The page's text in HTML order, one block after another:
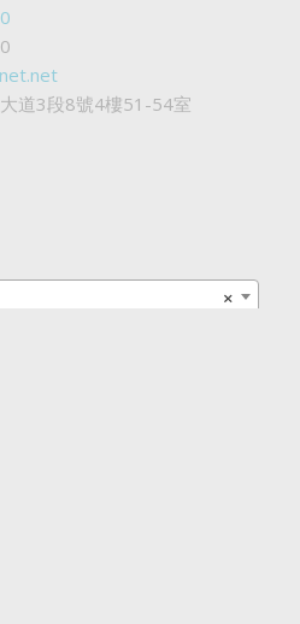
道3段8號4樓51-54室
×